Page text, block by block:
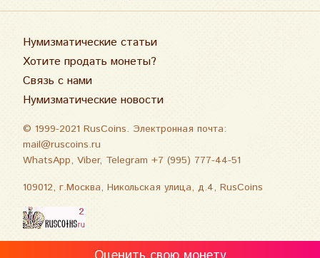
Нумизматические статьи
Хотите продать монеты?
Связь с нами
Нумизматические новости
© 1999-2021 RusCoins. Электронная почта:
mail@ruscoins.ru
WhatsApp, Viber, Telegram +7 (995) 777-44-51
109012, г.Москва, Никольская улица, д.4, RusCoins